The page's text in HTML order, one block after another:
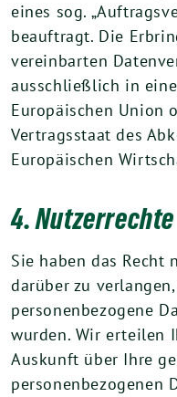
eines sog.
beauftragt. Die
vereinbarten
ausschließlich in
Europäischen Union
Vertragsstaat des
Europäischen
4. Nutzerrechte
Sie haben das Recht
darüber zu
personenbezogene
wurden. Wir erteilen
Auskunft über Ihre
personenbezogenen